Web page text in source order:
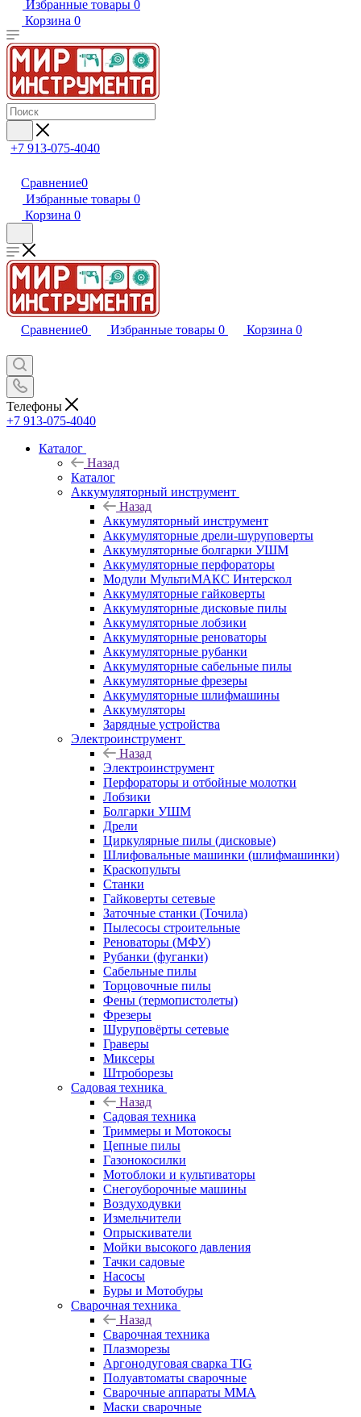
Избранные товары 0
Корзина 0
+7 913-075-4040
Сравнение0
Избранные товары 0
Корзина 0
Сравнение0 Избранные товары 0 Корзина 0
Телефоны
+7 913-075-4040
Каталог
Назад
Каталог
Аккумуляторный инструмент
Назад
Аккумуляторный инструмент
Аккумуляторные дрели-шуруповерты
Аккумуляторные болгарки УШМ
Аккумуляторные перфораторы
Модули МультиМАКС Интерскол
Аккумуляторные гайковерты
Аккумуляторные дисковые пилы
Аккумуляторные лобзики
Аккумуляторные реноваторы
Аккумуляторные рубанки
Аккумуляторные сабельные пилы
Аккумуляторные фрезеры
Аккумуляторные шлифмашины
Аккумуляторы
Зарядные устройства
Электроинструмент
Назад
Электроинструмент
Перфораторы и отбойные молотки
Лобзики
Болгарки УШМ
Дрели
Циркулярные пилы (дисковые)
Шлифовальные машинки (шлифмашинки)
Краскопульты
Станки
Гайковерты сетевые
Заточные станки (Точила)
Пылесосы строительные
Реноваторы (МФУ)
Рубанки (фуганки)
Сабельные пилы
Торцовочные пилы
Фены (термопистолеты)
Фрезеры
Шуруповёрты сетевые
Граверы
Миксеры
Штроборезы
Садовая техника
Назад
Садовая техника
Триммеры и Мотокосы
Цепные пилы
Газонокосилки
Мотоблоки и культиваторы
Снегоуборочные машины
Воздуходувки
Измельчители
Опрыскиватели
Мойки высокого давления
Тачки садовые
Насосы
Буры и Мотобуры
Сварочная техника
Назад
Сварочная техника
Плазморезы
Аргонодуговая сварка TIG
Полуавтоматы сварочные
Сварочные аппараты ММА
Маски сварочные